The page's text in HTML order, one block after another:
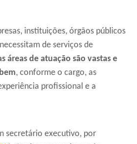
instituições, órgãos públicos
de serviços de
áreas de atuação são vastas e
, conforme o cargo, as
profissional e a
secretário executivo, por